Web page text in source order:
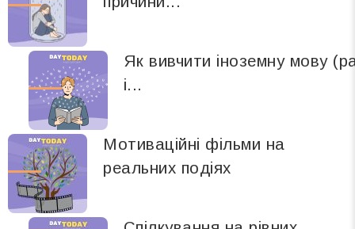
Як вивчити іноземну мову
і...
Мотиваційні фільми на
реальних подіях